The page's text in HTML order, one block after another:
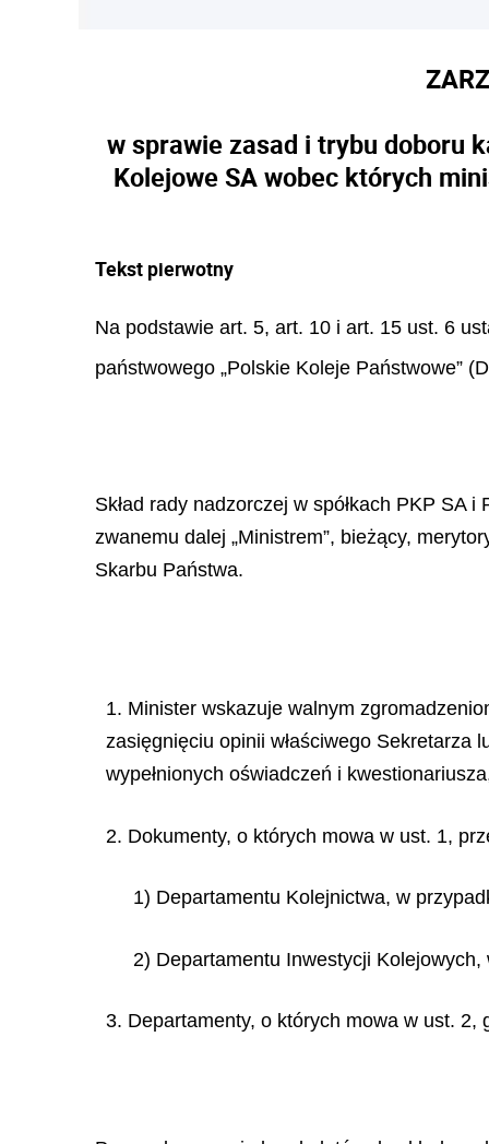
w sprawie zasad i trybu doboru
Kolejowe SA wobec których
Tekst pierwotny
Na podstawie art. 5, art. 10 i art. 15 ust. 6
państwowego „Polskie Koleje Państwowe”
Skład rady nadzorczej w spółkach PKP SA
zwanemu dalej „Ministrem”, bieżący,
Skarbu Państwa.
1. Minister wskazuje walnym
zasięgnięciu opinii właściwego Sekretarza
wypełnionych oświadczeń i
2. Dokumenty, o których mowa w ust. 1,
1) Departamentu Kolejnictwa, w
2) Departamentu Inwestycji
3. Departamenty, o których mowa w ust. 2,